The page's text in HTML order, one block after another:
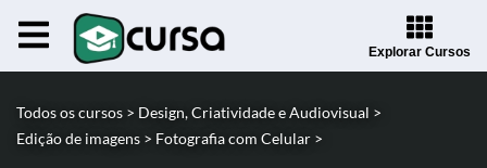
Explorar Cursos
Todos os cursos > Design, Criatividade e Audiovisual >
Edição de imagens > Fotografia com Celular >